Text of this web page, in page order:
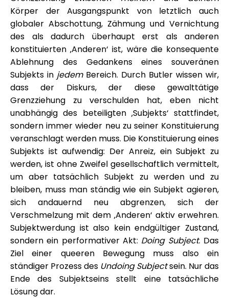
Körper der Ausgangspunkt von letztlich auch
globaler Abschottung, Zähmung und Vernichtung
des als dadurch überhaupt erst als anderen
konstituierten ‚Anderen‘ ist, wäre die konsequente
Ablehnung des Gedankens eines souveränen
Subjekts in jedemBereich. Durch Butler wissen wir,
dass der Diskurs, der diese gewalttätige
Grenzziehung zu verschulden hat, eben nicht
unabhängig des beteiligten ‚Subjekts‘ stattfindet,
sondern immer wieder neu zu seiner Konstituierung
veranschlagt werden muss. Die Konstituierung eines
Subjekts ist aufwendig: Der Anreiz, ein Subjekt zu
werden, ist ohne Zweifel gesellschaftlich vermittelt,
um aber tatsächlich Subjekt zu werden und zu
bleiben, muss man ständig wie ein Subjekt agieren,
sich andauernd neu abgrenzen, sich der
Verschmelzung mit dem ‚Anderen‘ aktiv erwehren.
Subjektwerdung ist also kein endgültiger Zustand,
sondern ein performativer Akt: Doing Subject. Das
Ziel einer queeren Bewegung muss also ein
ständiger Prozess des Undoing Subjectsein. Nur das
Ende des Subjektseins stellt eine tatsächliche
Lösung dar.